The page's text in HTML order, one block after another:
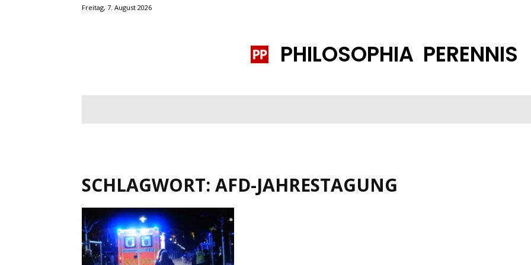
Freitag, 7. August 2026
PHILOSOPHIA PERENNIS
SCHLAGWORT: AFD-JAHRESTAGUNG